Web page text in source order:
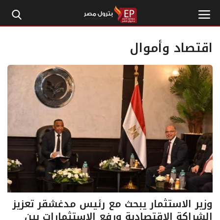
الرئيسية
إتصل بنا
بترول
أخبار مصر
اقتصاد وأموال
طاقة
اقتصاد وأموال
وزير الاستثمار يبحث مع رئيس مدغشقر تعزيز